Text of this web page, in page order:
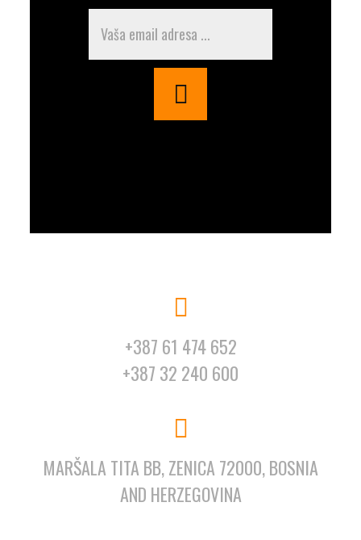
+387 61 474 652
+387 32 240 600
MARŠALA TITA BB, ZENICA 72000, BOSNIA
AND HERZEGOVINA